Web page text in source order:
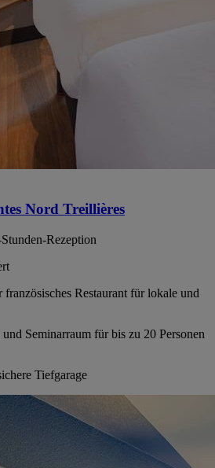
Nord Treillières
Rezeption
französisches Restaurant für lokale und
Seminarraum für bis zu 20 Personen
Tiefgarage